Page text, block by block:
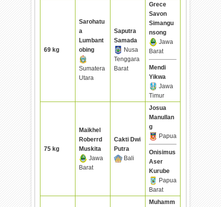
69 kg
Sarohatu
a
Lumbant
obing
Sumatera
Utara
Saputra
Samada
Nusa
Tenggara
Barat
Grece
Savon
Simangu
nsong
Jawa
Barat
Mendi
Yikwa
Jawa
Timur
75 kg
Maikhel
Roberrd
Muskita
Jawa
Barat
Cakti Dwi
Putra
Bali
Josua
Manullan
g
Papua
Onisimus
Aser
Kurube
Papua
Barat
Muhamm